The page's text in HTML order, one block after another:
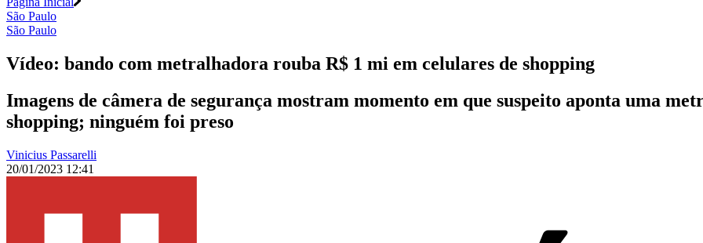
São Paulo
São Paulo
Vídeo: bando com metralhadora rouba R$ 1 mi em celulares de shopping
Imagens de câmera de segurança mostram momento em que suspeito aponta uma
shopping; ninguém foi preso
Vinicius Passarelli
20/01/2023 12:41